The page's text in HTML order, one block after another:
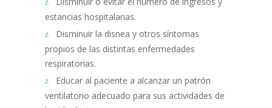
estancias hospitalarias.
Disminuir la disnea y otros síntomas
propios de las distintas enfermedades
respiratorias.
Educar al paciente a alcanzar un patrón
ventilatorio adecuado para sus actividades de